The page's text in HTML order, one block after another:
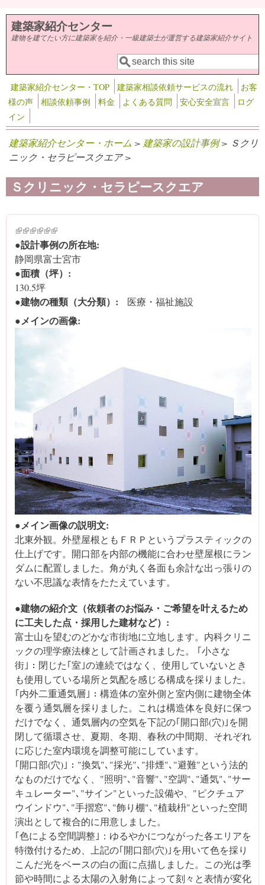
メインコンテンツに移動
建築家紹介センター
建物を建てたい方に建築家を紹介・一級建築士が運営する建築家紹介サイト
検索フォーム
検索
建築家紹介センター・TOP 建築家相談依頼サービスの流れ
お客
様の声
相談依頼事例 料金 よくある質問 安心安全宣言
ログ
イン
建築家紹介センター・ホーム > 建築家の設計事例> Ｓクリ
ニック・セラピースクエア >
Ｓクリニック・セラピースクエア
(link is external)
(link is external)
(link is external)
(link is external)
(link is external)
(link is external)
●設計事例の所在地:
静岡県富士宮市
●面積（坪）:
130.5坪
●建物の種類（大分類）: 医療・福祉施設
●メインの画像:
●メイン画像の説明文:
北東外観。外壁屋根ともＦＲＰというプラスティックの
仕上げです。開口部を内部の機能に合わせ壁屋根にラン
ダムに配置しました。角が丸く各面も余計な出っ張りの
ない不思議な表情をたたえています。
●建物の紹介文（依頼者のお悩み・ご希望を叶えるため
に工夫した点・採用した建材など）:
富士山を望むのどかな市街地に立地します。内科クリニ
ックの理学療法棟として計画されました。 ｢小さな
街｣：閉じた｢室｣の連続ではなく、使用していないとき
も使用している場所と気配を感じる構成を採りました。
｢内外二重通気層｣：構造体の室外側と室内側に建物全体
を覆う通気層を採りました。これは構造体を良好に保つ
だけでなく、通気層内の空気を下記の｢開口部(穴)｣を開
閉して循環させ、夏期、冬期、春秋の中間期、それぞれ
に応じた室内環境を調整可能にしています。
｢開口部(穴)｣："換気"､"採光"､"排煙"､"避難"という法的
なものだけでなく、"照明"､"音響"､"空調"､"通気"､"サー
キュレーター"､"サイン"といった設備や、"ピクチュア
ウインドウ"､"手摺窓"､"飾り棚"､"植栽枡"といった空間
演出として複合的に用意しました。
｢色による空間調整｣：ゆるやかにつながった各エリアを
特徴付けるため、上記の｢開口部(穴)｣を用いて色を採り
こんだ光をベースの白の面に点描しました。この光は季
節や時間による太陽の入射角によって刻々と表情が変化